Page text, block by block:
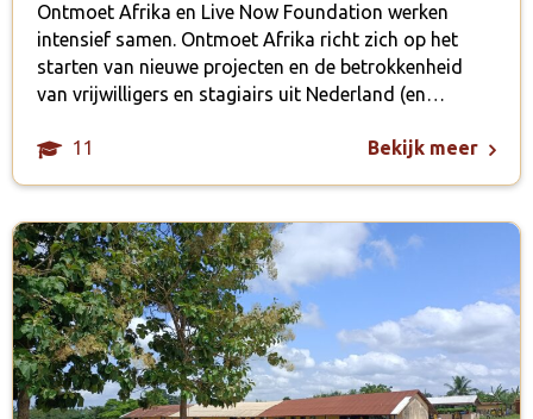
Ontmoet Afrika en Live Now Foundation werken
intensief samen. Ontmoet Afrika richt zich op het
starten van nieuwe projecten en de betrokkenheid
van vrijwilligers en stagiairs uit Nederland (en…
11 Bekijk meer